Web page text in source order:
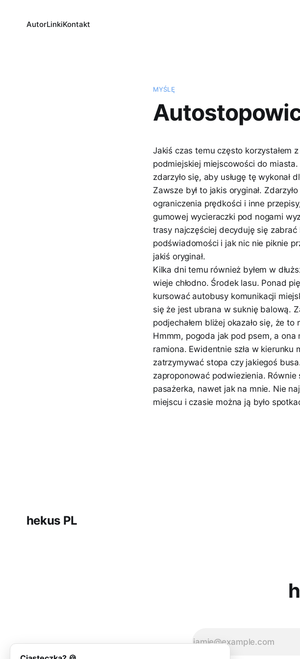
AutorLinkiKontakt
MYŚLĘ
Jakiś czas temu często korzystałem
podmiejskiej miejscowości do
zdarzyło się, aby usługę tę wykonał
Zawsze był to jakis oryginał.
ograniczenia prędkości i inne
gumowej wycieraczki pod nogami
trasy najczęściej decyduję się
podświadomości i jak nic nie piknie
jakiś oryginał.
Kilka dni temu również byłem w
wieje chłodno. Środek lasu. Ponad
kursować autobusy komunikacji
się że jest ubrana w suknię balową.
podjechałem bliżej okazało się, że
Hmmm, pogoda jak pod psem, a
ramiona. Ewidentnie szła w kierunku
zatrzymywać stopa czy jakiegoś
zaproponować podwiezienia. Równie
pasażerka, nawet jak na mnie. Nie
miejscu i czasie można ją było
hekus PL